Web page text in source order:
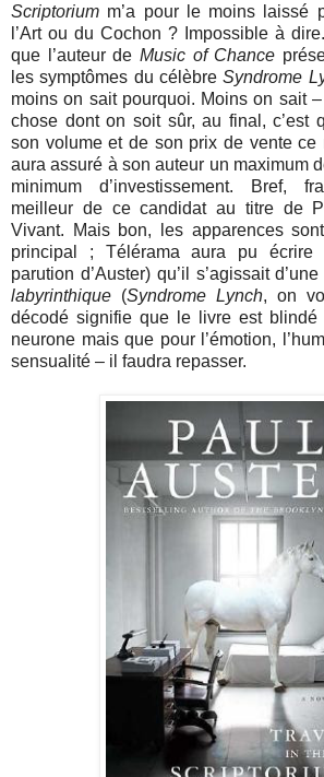
Scriptorium m’a pour le moins laissé
l’Art ou du Cochon ? Impossible à
que l’auteur de Music of Chance
les symptômes du célèbreSyndrome
moins on sait pourquoi. Moins on sait
chose dont on soit sûr, au final, c’est
son volume et de son prix de vente ce
aura assuré à son auteur un maximum
minimum d’investissement. Bref,
meilleur de ce candidat au titre de
Vivant. Mais bon, les apparences
principal ; Télérama aura pu écrire
parution d’Auster) qu’il s’agissait
labyrinthique (Syndrome Lynch, on
décodé signifie que le livre est
neurone mais que pour l’émotion,
sensualité – il faudra repasser.